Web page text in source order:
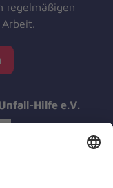
regelmäßigen
Hilfe e.V.